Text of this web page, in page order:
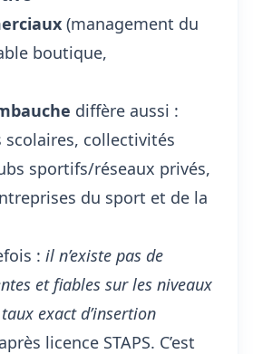
(management du
boutique,
diffère aussi :
collectivités
sportifs/réseaux privés,
du sport et de la
: il n’existe pas de
et fiables sur les niveaux
exact d’insertion
après licence STAPS. C’est